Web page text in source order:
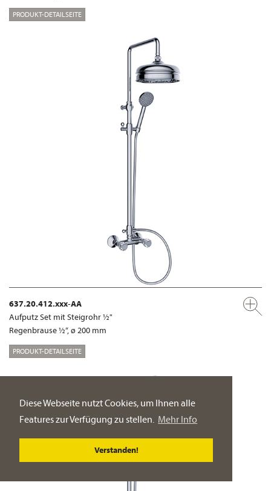
Diese Webseite nutzt Cookies, um Ihnen alle
Features zur Verfügung zu stellen. Mehr Info
Verstanden!
PRODUKT-DETAILSEITE
637.20.412.xxx-AA
Aufputz Set mit Steigrohr ½"
Regenbrause ½“, ø 200 mm
PRODUKT-DETAILSEITE